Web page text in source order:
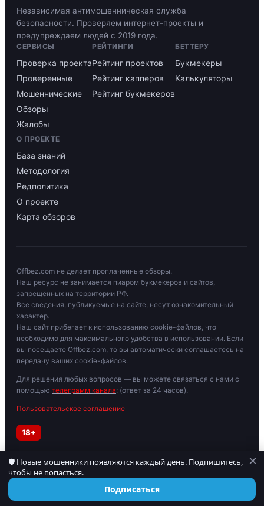
Независимая антимошенническая служба
безопасности. Проверяем интернет-проекты и
предупреждаем людей с 2019 года.
СЕРВИСЫ
Проверка проекта
Проверенные
Мошеннические
Обзоры
Жалобы
РЕЙТИНГИ
Рейтинг проектов
Рейтинг капперов
Рейтинг букмекеров
БЕТТЕРУ
Букмекеры
Калькуляторы
О ПРОЕКТЕ
База знаний
Методология
Редполитика
О проекте
Карта обзоров
Offbez.com не делает проплаченные обзоры.
Наш ресурс не занимается пиаром букмекеров и сайтов,
запрещённых на территории РФ.
Все сведения, публикуемые на сайте, несут ознакомительный
характер.
Наш сайт прибегает к использованию cookie-файлов, что
необходимо для максимального удобства в использовании. Если
вы посещаете Offbez.com, то вы автоматически соглашаетесь на
передачу ваших cookie-файлов.
Для решения любых вопросов — вы можете связаться с нами с
помощью телеграмм канала: (ответ за 24 часов).
Пользовательское соглашение
18+
Играйте осторожно. При признаках зависимости обратитесь к
специалисту. Материалы для лиц старше 18 лет.
🛡 Новые мошенники появляются каждый день. Подпишитесь,
чтобы не попасться.
Подписаться
×